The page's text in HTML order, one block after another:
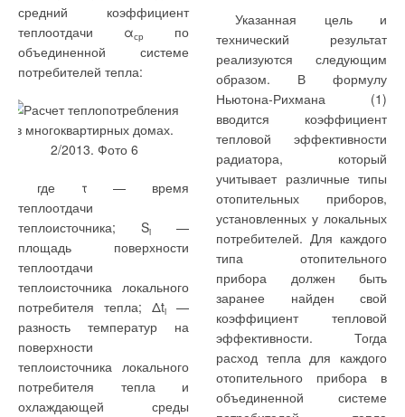
средний коэффициент
теплоотдачи αср
по
объединенной системе
потребителей тепла:
где τ — время
теплоотдачи
теплоисточника; Si
—
площадь поверхности
теплоотдачи
теплоисточника локального
потребителя тепла; Δti
—
разность температур на
поверхности
теплоисточника локального
потребителя тепла и
охлаждающей среды
Указанная цель и
технический результат
реализуются следующим
образом. В формулу
Ньютона-Рихмана (1)
вводится коэффициент
тепловой эффективности
радиатора, который
учитывает различные типы
отопительных приборов,
установленных у локальных
потребителей. Для каждого
типа отопительного
прибора должен быть
заранее найден свой
коэффициент тепловой
эффективности. Тогда
расход тепла для каждого
отопительного прибора в
объединенной системе